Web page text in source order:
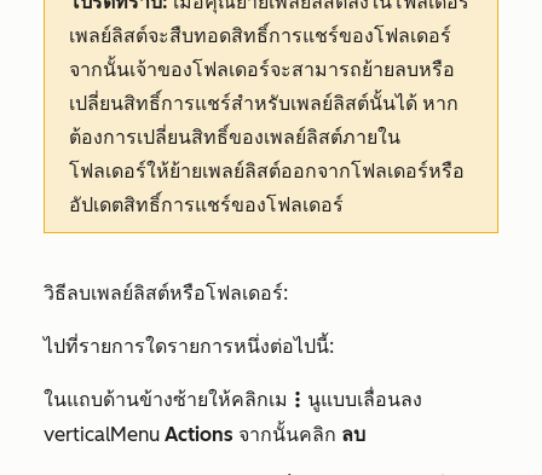
เพลย์ลิสต์จะสืบทอดสิทธิ์การแชร์ของโฟลเดอร์
จากนั้นเจ้าของโฟลเดอร์จะสามารถย้ายลบหรือ
เปลี่ยนสิทธิ์การแชร์สำหรับเพลย์ลิสต์นั้นได้ หาก
ต้องการเปลี่ยนสิทธิ์ของเพลย์ลิสต์ภายใน
โฟลเดอร์ให้ย้ายเพลย์ลิสต์ออกจากโฟลเดอร์หรือ
อัปเดตสิทธิ์การแชร์ของโฟลเดอร์
วิธีลบเพลย์ลิสต์หรือโฟลเดอร์:
ไปที่รายการใดรายการหนึ่งต่อไปนี้:
ในแถบด้านข้างซ้ายให้คลิกเม verticalMenu นูแบบเลื่อนลง
verticalMenu Actions จากนั้นคลิก ลบ